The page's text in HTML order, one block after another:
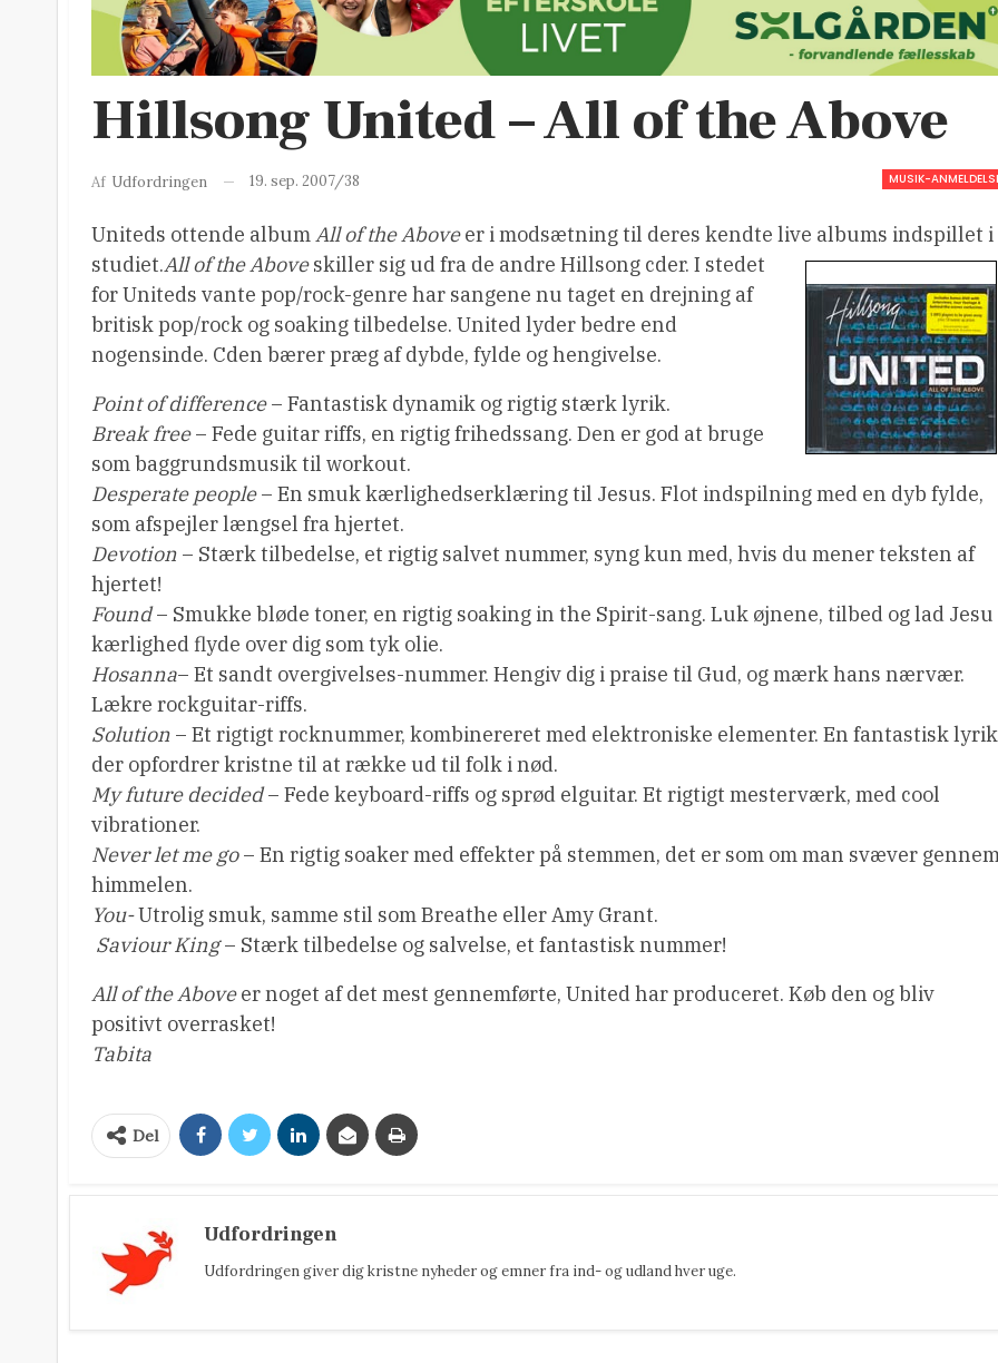
Hillsong United – All of the Above
MUSIK-
Af Udfordringen 19. sep. 2007/38
Uniteds ottende album All of the Aboveer i modsætning til deres kendte live albums indspillet i
studiet.All of the Aboveskiller sig ud fra de andre Hillsong cder. I stedet
for Uniteds vante pop/rock-genre har sangene nu taget en drejning af
britisk pop/rock og soaking tilbedelse. United lyder bedre end
nogensinde. Cden bærer præg af dybde, fylde og hengivelse.
Point of difference– Fantastisk dynamik og rigtig stærk lyrik.
Break free– Fede guitar riffs, en rigtig frihedssang. Den er god at bruge
som baggrundsmusik til workout.
Desperate people– En smuk kærlighedserklæring til Jesus. Flot indspilning med en dyb fylde,
som afspejler længsel fra hjertet.
Devotion – Stærk tilbedelse, et rigtig salvet nummer, syng kun med, hvis du mener teksten af
hjertet!
Found– Smukke bløde toner, en rigtig soaking in the Spirit-sang. Luk øjnene, tilbed og lad Jesu
kærlighed flyde over dig som tyk olie.
Hosanna– Et sandt overgivelses-nummer. Hengiv dig i praise til Gud, og mærk hans nærvær.
Lækre rockguitar-riffs.
Solution – Et rigtigt rocknummer, kombinereret med elektroniske elementer. En fantastisk
der opfordrer kristne til at række ud til folk i nød.
My future decided– Fede keyboard-riffs og sprød elguitar. Et rigtigt mesterværk, med cool
vibrationer.
Never let me go– En rigtig soaker med effekter på stemmen, det er som om man svæver
himmelen.
You-Utrolig smuk, samme stil som Breathe eller Amy Grant.
 Saviour King– Stærk tilbedelse og salvelse, et fantastisk nummer!
All of the Aboveer noget af det mest gennemførte, United har produceret. Køb den og bliv
positivt overrasket!
Tabita
Del
Udfordringen
Udfordringen giver dig kristne nyheder og emner fra ind- og udland hver uge.